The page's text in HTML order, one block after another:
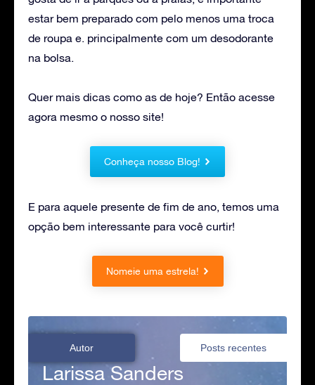
estar bem preparado com pelo menos uma troca
de roupa e. principalmente com um desodorante
na bolsa.
Quer mais dicas como as de hoje? Então acesse
agora mesmo o nosso site!
Conheça nosso Blog!
E para aquele presente de fim de ano, temos uma
opção bem interessante para você curtir!
Nomeie uma estrela!
Autor Posts recentes
Larissa Sanders